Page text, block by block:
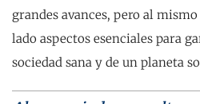
grandes avances, pero al
lado aspectos esenciales para
sociedad sana y de un planeta